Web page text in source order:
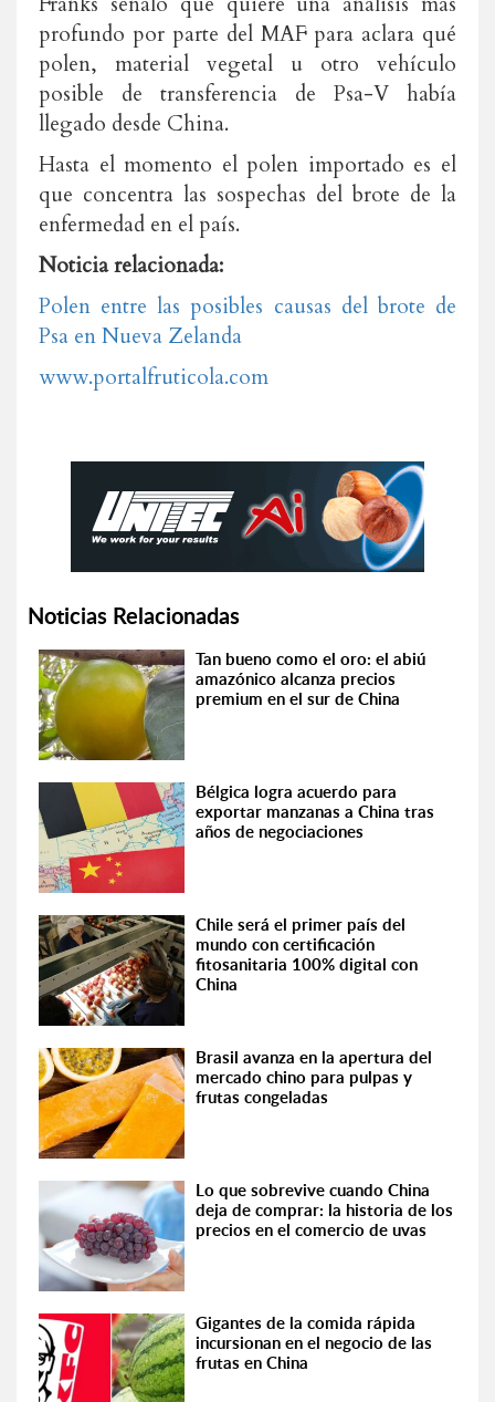
profundo por parte del MAF para aclara qué
polen, material vegetal u otro vehículo
posible de transferencia de Psa-V había
llegado desde China.
Hasta el momento el polen importado es el
que concentra las sospechas del brote de la
enfermedad en el país.
Noticia relacionada:
Polen entre las posibles causas del brote de
Psa en Nueva Zelanda
www.portalfruticola.com
Noticias Relacionadas
Tan bueno como el oro: el abiú
amazónico alcanza precios
premium en el sur de China
Bélgica logra acuerdo para
exportar manzanas a China tras
años de negociaciones
Chile será el primer país del
mundo con certificación
fitosanitaria 100% digital con
China
Brasil avanza en la apertura del
mercado chino para pulpas y
frutas congeladas
Lo que sobrevive cuando China
deja de comprar: la historia de los
precios en el comercio de uvas
Gigantes de la comida rápida
incursionan en el negocio de las
frutas en China